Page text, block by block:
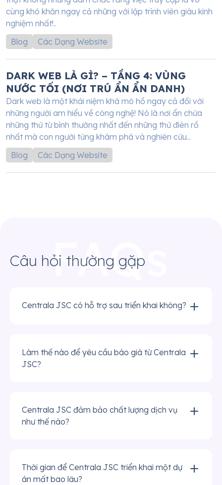
cùng khó khăn ngay cả những với lập trình viên giàu kinh
nghiệm nhất!..
Blog
Các Dạng Website
DARK WEB LÀ GÌ? – TẦNG 4: VÙNG
NƯỚC TỐI (NƠI TRÚ ẨN ẨN DANH)
Dark web là một khái niệm khá mô hồ ngay cả đối với
những người am hiểu về công nghệ! Nó là nơi ẩn chứa
những thứ từ bình thường nhất đến những thứ điên rồ
nhất mà con người từng khám phá và nghiên cứu...
Blog
Các Dạng Website
Câu hỏi thường gặp
Centrala JSC có hỗ trợ sau triển khai không?
Làm thế nào để yêu cầu báo giá từ Centrala
JSC?
Centrala JSC đảm bảo chất lượng dịch vụ
như thế nào?
Thời gian để Centrala JSC triển khai một dự
án mất bao lâu?